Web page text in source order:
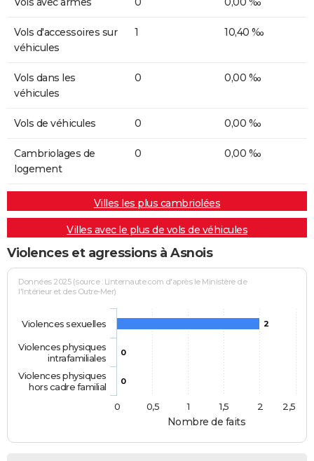
Vols d'accessoires sur
véhicules
1 10,40 ‰
Vols dans les
véhicules
0 0,00 ‰
Vols de véhicules 0 0,00 ‰
Cambriolages de
logement
0 0,00 ‰
Villes les plus cambriolées
Villes avec le plus de vols de véhicules
Violences et agressions à Asnois
Nombre de faits
Données 2025 (source : Linternaute.com d'après le Ministère de
l'Intérieur et des Outre-Mer)
2
0
0
Violences sexuelles
Violences physiques
intrafamiliales
Violences physiques
hors cadre familial
0
0,5 1 1,5 2 2,5